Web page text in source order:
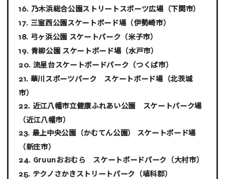
乃木浜総合公園ストリートスポーツ広場 （下関市）
三室西公園スケートボード場 （伊勢崎市）
弓ヶ浜公園 スケートパーク （米子市）
青柳公園 スケートボード場 （水戸市）
流星台スケートボードパーク （つくば市）
華川スポーツパーク スケートボード場 （北茨城
市）
近江八幡市立健康ふれあい公園 スケートパーク場
（近江八幡市）
最上中央公園（かむてん公園） スケートボード場
（新庄市）
Gruunおおむら スケートボードパーク （大村市）
テクノさかきストリートパーク （埴科郡）